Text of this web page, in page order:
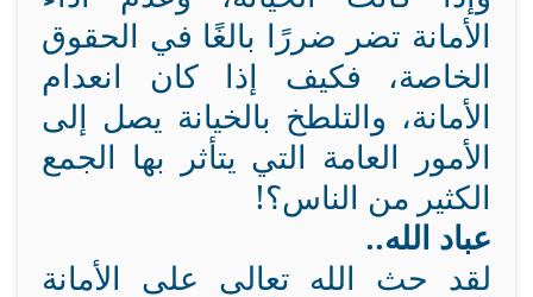
الأمانة تضر ضررًا بالغًا في الحقوق
الخاصة، فكيف إذا كان انعدام
الأمانة، والتلطخ بالخيانة يصل إلى
الأمور العامة التي يتأثر بها الجمع
الكثير من الناس؟!
عباد الله..
لقد حث الله تعالى على الأمانة